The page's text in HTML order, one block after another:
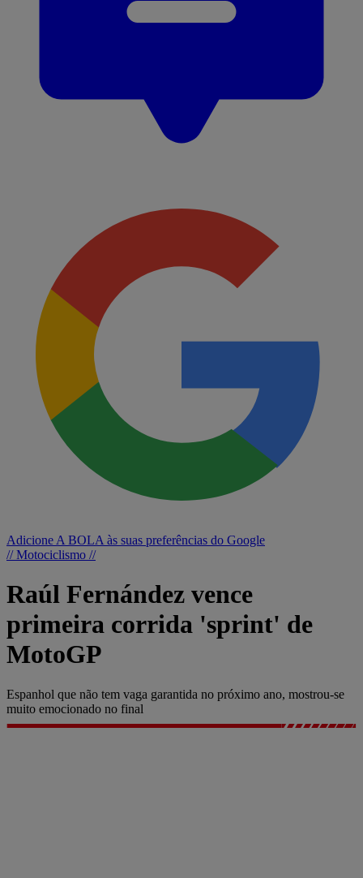
Adicione A BOLA às suas preferências do Google
// Motociclismo //
Raúl Fernández vence
primeira corrida 'sprint' de
MotoGP
Espanhol que não tem vaga garantida no próximo ano, mostrou-se
muito emocionado no final